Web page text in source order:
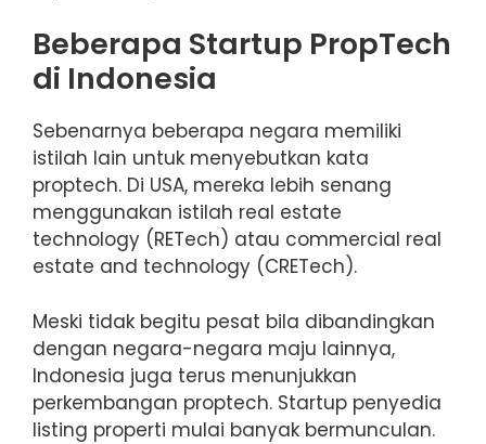
Beberapa Startup PropTech
di Indonesia
Sebenarnya beberapa negara memiliki
istilah lain untuk menyebutkan kata
proptech. Di USA, mereka lebih senang
menggunakan istilah real estate
technology (RETech) atau commercial real
estate and technology (CRETech).
Meski tidak begitu pesat bila dibandingkan
dengan negara-negara maju lainnya,
Indonesia juga terus menunjukkan
perkembangan proptech. Startup penyedia
listing properti mulai banyak bermunculan.